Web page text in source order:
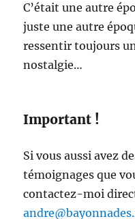
C’était une autre
juste une autre
ressentir toujours
nostalgie…
Important !
Si vous aussi avez
témoignages que
contactez-moi